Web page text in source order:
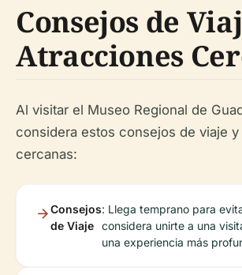
Consejos de
Atracciones
Al visitar el Museo Regional de
considera estos consejos de viaje
cercanas:
Consejos
de Viaje
: Llega temprano para
considera unirte a una
una experiencia más